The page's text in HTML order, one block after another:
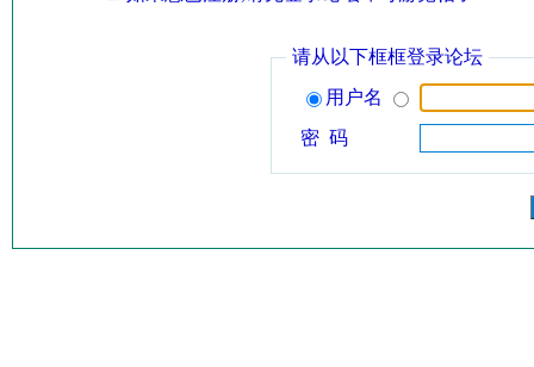
请从以下框框登录论坛
用户名
密 码